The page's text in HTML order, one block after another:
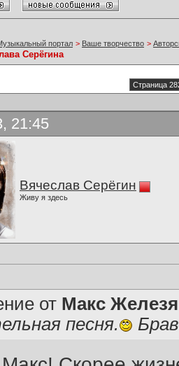
портал > Ваше творчество >
Серёгина
Страница
21:45
Вячеслав Серёгин
Живу я здесь
от Макс
песня.